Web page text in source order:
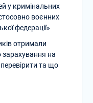
у кримінальних
воєнних
федерації»
отримали
зарахування на
та що